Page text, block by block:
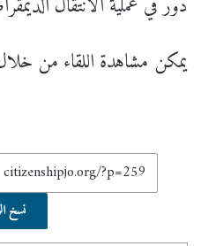
يمكن مشاهدة اللقاء من خلال
نسخ